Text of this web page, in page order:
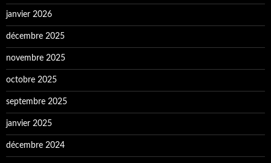
janvier 2026
décembre 2025
novembre 2025
octobre 2025
septembre 2025
janvier 2025
décembre 2024